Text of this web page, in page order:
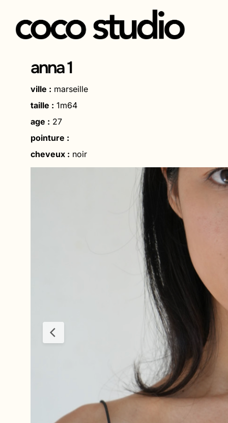
Aller
anna 1
ville : marseille
taille : 1m64
age : 27
pointure :
cheveux : noir